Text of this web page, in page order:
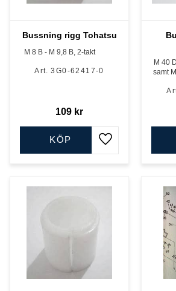
Bussning rigg Tohatsu
M 8 B - M 9,8 B, 2-takt
3G0-62417-0
109 kr
Lägg till i favoriter
KÖP
M 40
samt
takt